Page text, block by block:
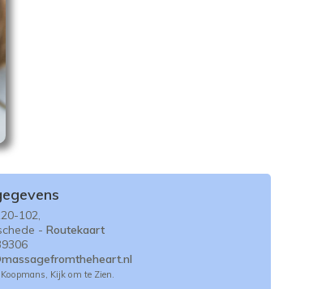
102,
-Routekaart
Kijk om te Zien.